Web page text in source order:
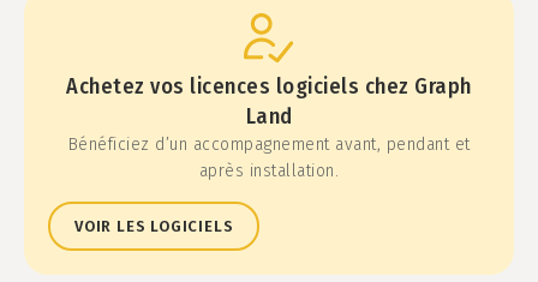
Achetez vos licences logiciels chez Graph
Land
Bénéficiez d’un accompagnement avant, pendant et
après installation.
VOIR LES LOGICIELS